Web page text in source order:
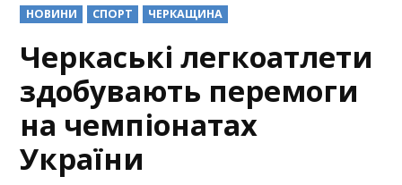
POSTED
IN
НОВИНИ СПОРТ ЧЕРКАЩИНА
Черкаські легкоатлети
здобувають перемоги
на чемпіонатах
України